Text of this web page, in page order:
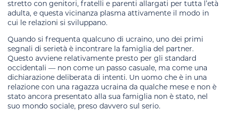
stretto con genitori, fratelli e parenti allargati per tutta l’età
adulta, e questa vicinanza plasma attivamente il modo in
cui le relazioni si sviluppano.
Quando si frequenta qualcuno di ucraino, uno dei primi
segnali di serietà è incontrare la famiglia del partner.
Questo avviene relativamente presto per gli standard
occidentali — non come un passo casuale, ma come una
dichiarazione deliberata di intenti. Un uomo che è in una
relazione con una ragazza ucraina da qualche mese e non è
stato ancora presentato alla sua famiglia non è stato, nel
suo mondo sociale, preso davvero sul serio.